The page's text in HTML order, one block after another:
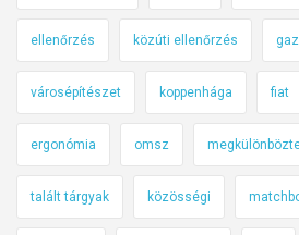
ellenőrzés közúti ellenőrzés
városépítészet koppenhága fiat
ergonómia omsz
talált tárgyak közösségi